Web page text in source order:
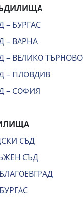
– БУРГАС
– ВАРНА
– ВЕЛИКО ТЪРНОВО
– ПЛОВДИВ
– СОФИЯ
СЪД
СЪД